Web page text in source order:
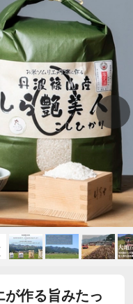
が作る旨みたっ